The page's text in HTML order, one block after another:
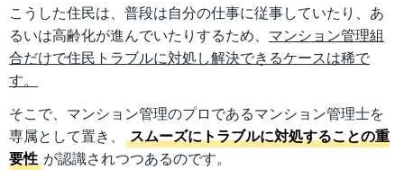
こうした住民は、普段は自分の仕事に従事していたり、あ
るいは高齢化が進んでいたりするため、 マンション管理組
合だけで住民トラブルに対処し解決できるケースは稀で
す。
そこで、マンション管理のプロであるマンション管理士を
専属として置き、
スムーズにトラブルに対処することの重
要性 が認識されつつあるのです。